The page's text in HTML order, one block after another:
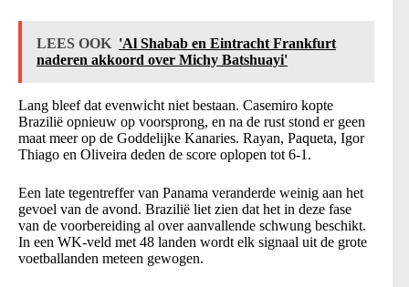
LEES OOK 'Al Shabab en Eintracht Frankfurt
naderen akkoord over Michy Batshuayi'
Lang bleef dat evenwicht niet bestaan. Casemiro kopte
Brazilië opnieuw op voorsprong, en na de rust stond er geen
maat meer op de Goddelijke Kanaries. Rayan, Paqueta, Igor
Thiago en Oliveira deden de score oplopen tot 6-1.
Een late tegentreffer van Panama veranderde weinig aan het
gevoel van de avond. Brazilië liet zien dat het in deze fase
van de voorbereiding al over aanvallende schwung beschikt.
In een WK-veld met 48 landen wordt elk signaal uit de grote
voetballanden meteen gewogen.